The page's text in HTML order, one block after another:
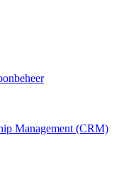
Management (CRM)